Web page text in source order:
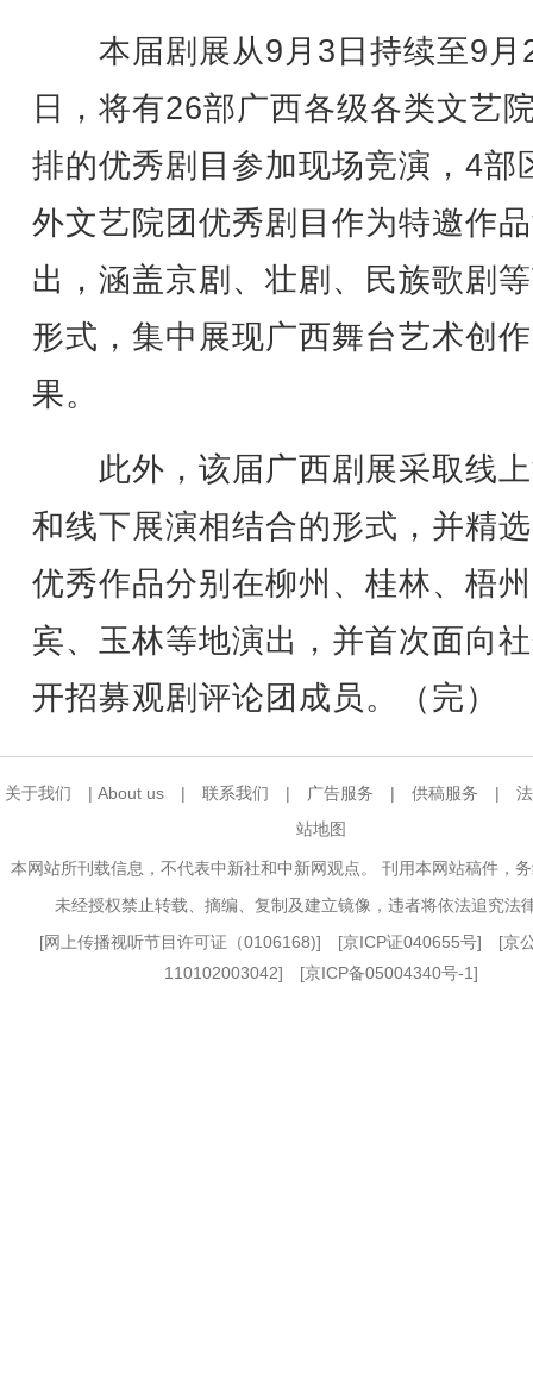
本届剧展从9月3日持续至9月
日，将有26部广西各级各类文艺
排的优秀剧目参加现场竞演，4部
外文艺院团优秀剧目作为特邀作
出，涵盖京剧、壮剧、民族歌剧
形式，集中展现广西舞台艺术创
果。
此外，该届广西剧展采取线
和线下展演相结合的形式，并精
优秀作品分别在柳州、桂林、梧
宾、玉林等地演出，并首次面向
开招募观剧评论团成员。（完）
关于我们 | About us | 联系我们 | 广告服务 | 供稿服务 |
站地图
本网站所刊载信息，不代表中新社和中新网观点。 刊用本网站稿件，
未经授权禁止转载、摘编、复制及建立镜像，违者将依法追究法
[网上传播视听节目许可证（0106168)] [京ICP证040655号] [京
110102003042] [京ICP备05004340号-1]